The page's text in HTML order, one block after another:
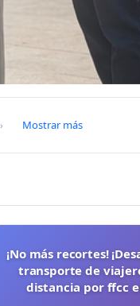
› Mostrar más
¡No más recortes!
transporte de
distancia por ffcc